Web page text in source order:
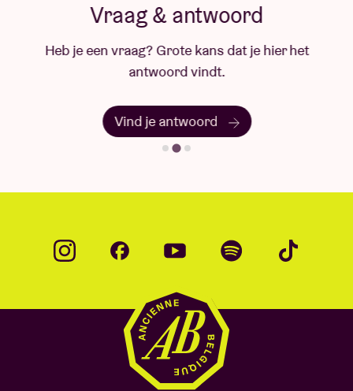
Vraag & antwoord
Heb je een vraag? Grote kans dat je hier het
antwoord vindt.
Vind je antwoord